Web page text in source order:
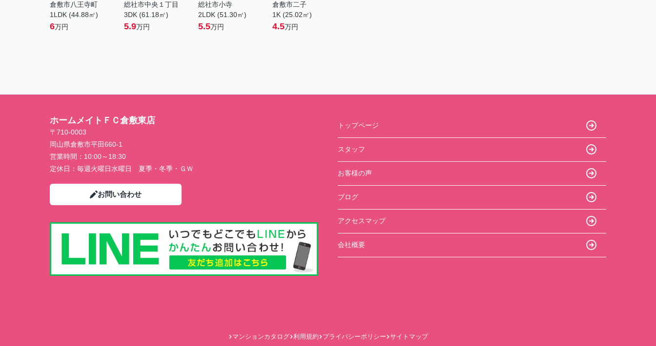
倉敷市八王寺町
1LDK (44.88㎡)
6万円
総社市中央１丁目
3DK (61.18㎡)
5.9万円
総社市小寺
2LDK (51.30㎡)
5.5万円
倉敷市二子
1K (25.02㎡)
4.5万円
ホームメイトＦＣ倉敷東店
〒710-0003
岡山県倉敷市平田660-1
営業時間： 10:00～18:30
定休日： 毎週火曜日水曜日 夏季・冬季・ＧＷ
お問い合わせ
トップページ
スタッフ
お客様の声
ブログ
アクセスマップ
会社概要
マンションカタログ 利用規約 プライバシーポリシー サイトマップ